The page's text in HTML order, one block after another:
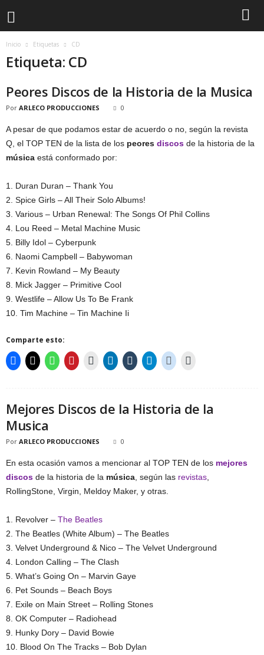
Inicio Etiquetas CD
Etiqueta: CD
Peores Discos de la Historia de la Musica
Por ARLECO PRODUCCIONES 0
A pesar de que podamos estar de acuerdo o no, según la revista
Q, el TOP TEN de la lista de los peores discos de la historia de la
música está conformado por:
1. Duran Duran – Thank You
2. Spice Girls – All Their Solo Albums!
3. Various – Urban Renewal: The Songs Of Phil Collins
4. Lou Reed – Metal Machine Music
5. Billy Idol – Cyberpunk
6. Naomi Campbell – Babywoman
7. Kevin Rowland – My Beauty
8. Mick Jagger – Primitive Cool
9. Westlife – Allow Us To Be Frank
10. Tim Machine – Tin Machine Ii
Comparte esto:
Mejores Discos de la Historia de la
Musica
Por ARLECO PRODUCCIONES 0
En esta ocasión vamos a mencionar al TOP TEN de los mejores
discos de la historia de la música , según las revistas
RollingStone, Virgin, Meldoy Maker, y otras.
1. Revolver – The Beatles
2. The Beatles (White Album) – The Beatles
3. Velvet Underground & Nico – The Velvet Underground
4. London Calling – The Clash
5. What’s Going On – Marvin Gaye
6. Pet Sounds – Beach Boys
7. Exile on Main Street – Rolling Stones
8. OK Computer – Radiohead
9. Hunky Dory – David Bowie
10. Blood On The Tracks – Bob Dylan